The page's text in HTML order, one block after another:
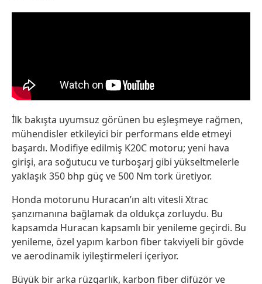
İlk bakışta uyumsuz görünen bu eşleşmeye rağmen,
mühendisler etkileyici bir performans elde etmeyi
başardı. Modifiye edilmiş K20C motoru; yeni hava
girişi, ara soğutucu ve turboşarj gibi yükseltmelerle
yaklaşık 350 bhp güç ve 500 Nm tork üretiyor.
Honda motorunu Huracan’ın altı vitesli Xtrac
şanzımanına bağlamak da oldukça zorluydu. Bu
kapsamda Huracan kapsamlı bir yenileme geçirdi. Bu
yenileme, özel yapım karbon fiber takviyeli bir gövde
ve aerodinamik iyileştirmeleri içeriyor.
Büyük bir arka rüzgarlık, karbon fiber difüzör ve